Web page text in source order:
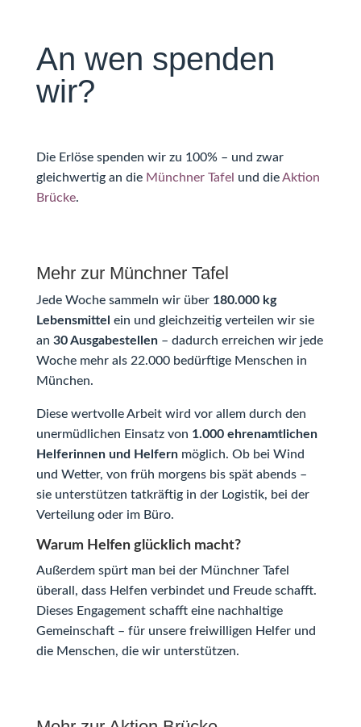
An wen spenden
wir?
Die Erlöse spenden wir zu 100% – und zwar
gleichwertig an die Münchner Tafel und dieAktion
Brücke.
Mehr zur Münchner Tafel
Jede Woche sammeln wir über 180.000 kg
Lebensmittel ein und gleichzeitig verteilen wir sie
an 30 Ausgabestellen – dadurch erreichen wir jede
Woche mehr als 22.000 bedürftige Menschen in
München.
Diese wertvolle Arbeit wird vor allem durch den
unermüdlichen Einsatz von 1.000 ehrenamtlichen
Helferinnen und Helfern möglich. Ob bei Wind
und Wetter, von früh morgens bis spät abends –
sie unterstützen tatkräftig in der Logistik, bei der
Verteilung oder im Büro.
Warum Helfen glücklich macht?
Außerdem spürt man bei der Münchner Tafel
überall, dass Helfen verbindet und Freude schafft.
Dieses Engagement schafft eine nachhaltige
Gemeinschaft – für unsere freiwilligen Helfer und
die Menschen, die wir unterstützen.